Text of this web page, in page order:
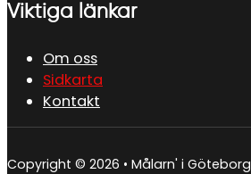
Viktiga länkar
Om oss
Sidkarta
Kontakt
Copyright © 2026 • Målarn' i Göteborg